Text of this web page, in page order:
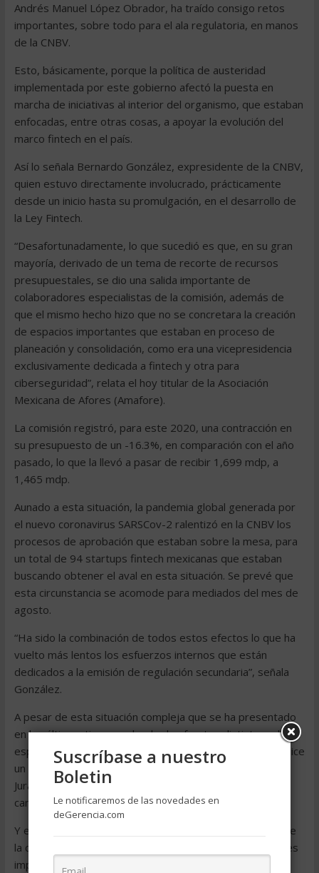
Andrés Manuel López Obrador, ha traído consigo retos
importantes, sobre todo para el ala regulatoria, en manos
de la CNBV.
Esto, básicamente, porque la política de austeridad
implementada por este gobierno afectó la puesta en
marcha de iniciativas al interior del organismo, que estaban
enfocadas, entre otras cosas, a apoyar la evolución del
marco fintech en el país.
Así lo señala Bernardo González, expresidente de la CNBV,
quien estuvo directamente involucrado, prácticamente
desde un inicio hasta su promulgación, en el desarrollo de
la Ley Fintech.
“Desafortunadamente, lo que sucedió es que, en su gran
mayoría, derivado de un tema de recorte de recursos
presupuestales, se dio una salida importante de
colaboradores especialistas de la comisión, además de
que el mismo hecho hizo que no se concretara la creación
de espacios importantes que estaban en proceso de
planeación y consolidación, como era una vicepresidencia
exclusivamente dedicada a fintech y otra para
ciberseguridad”, relata el hoy titular de la Asociación
Mexicana de Afores (Amafore).
La comisión registró, para este 2020, una contracción en
su presupuesto de un -16.3%, en comparación con el año
pasado, lo que la llevó a pasar de recibir 1,699 mdp, a
1,465 mdp.
Aunado a esta situación, la pandemia global generada por
el nuevo coronavirus SARSCov-2 ralentizó en la CNBV los
procesos de aprobación que estaban sobre la mesa, para
un total de 94 startups fintech mexicanas que estaban
buscando obtener el aval en esta situación. Se prevé que
esta circunstancia se acomode para mediados del mes de
agosto.
“Ha sido la combinación de todos estos efectos lo que ha
vuelto más lentos los esfuerzos internos que están
dedicados a la emisión de regulación secundaria”, señala
González.
A pesar de esta situación compleja que se ha presentado
en los últimos tiempos desde dos frentes distintos, el
especialista en temas regulatorios advierte que, como dice
un argumento de la famosa película de Steven Spielberg,
Jurassic Park, “la naturaleza seguirá encontrando su
camino”.
Y esto es precisamente lo que ha sucedido, toda vez que
la crisis sanitaria también ha traído consigo oportunidades
importantes para el ecosistema mexicano de tecnología
Suscríbase a nuestro
Boletin
Le notificaremos de las novedades en
deGerencia.com